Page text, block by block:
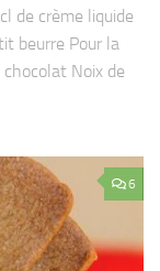
de crème liquide
beurre Pour la
Noix de
6